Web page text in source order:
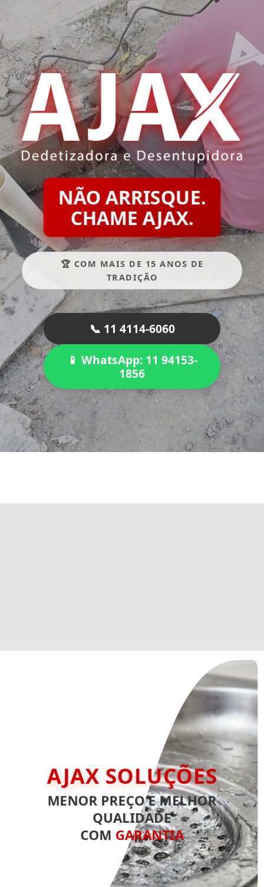
NÃO ARRISQUE.
CHAME AJAX.
🏆 COM MAIS DE 15 ANOS DE
TRADIÇÃO
📞 11 4114-6060
📱 WhatsApp: 11 94153-
1856
AJAX SOLUÇÕES
MENOR PREÇO E MELHOR
QUALIDADE
COM GARANTIA